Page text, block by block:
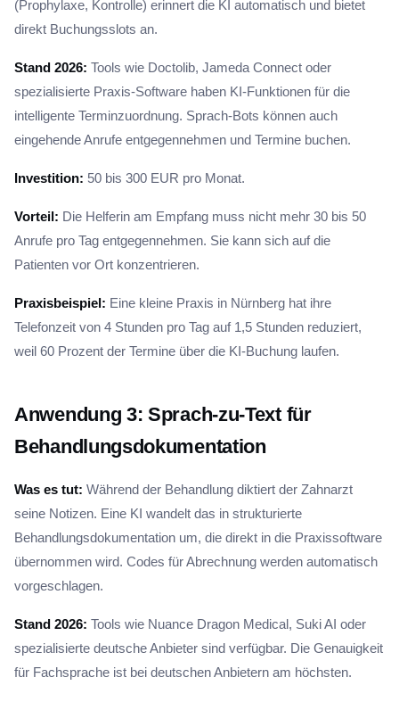
(Prophylaxe, Kontrolle) erinnert die KI automatisch und bietet
direkt Buchungsslots an.
Stand 2026: Tools wie Doctolib, Jameda Connect oder
spezialisierte Praxis-Software haben KI-Funktionen für die
intelligente Terminzuordnung. Sprach-Bots können auch
eingehende Anrufe entgegennehmen und Termine buchen.
Investition: 50 bis 300 EUR pro Monat.
Vorteil: Die Helferin am Empfang muss nicht mehr 30 bis 50
Anrufe pro Tag entgegennehmen. Sie kann sich auf die
Patienten vor Ort konzentrieren.
Praxisbeispiel: Eine kleine Praxis in Nürnberg hat ihre
Telefonzeit von 4 Stunden pro Tag auf 1,5 Stunden reduziert,
weil 60 Prozent der Termine über die KI-Buchung laufen.
Anwendung 3: Sprach-zu-Text für
Behandlungsdokumentation
Was es tut: Während der Behandlung diktiert der Zahnarzt
seine Notizen. Eine KI wandelt das in strukturierte
Behandlungsdokumentation um, die direkt in die Praxissoftware
übernommen wird. Codes für Abrechnung werden automatisch
vorgeschlagen.
Stand 2026: Tools wie Nuance Dragon Medical, Suki AI oder
spezialisierte deutsche Anbieter sind verfügbar. Die Genauigkeit
für Fachsprache ist bei deutschen Anbietern am höchsten.